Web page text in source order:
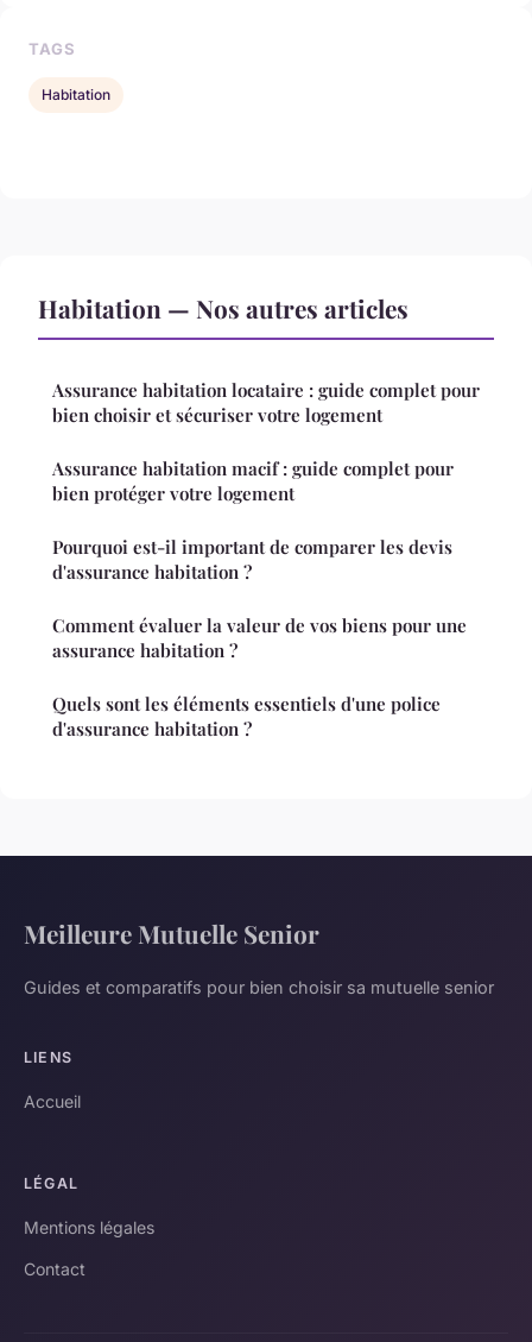
TAGS
Habitation
Habitation — Nos autres articles
Assurance habitation locataire : guide complet pour
bien choisir et sécuriser votre logement
Assurance habitation macif : guide complet pour
bien protéger votre logement
Pourquoi est-il important de comparer les devis
d'assurance habitation ?
Comment évaluer la valeur de vos biens pour une
assurance habitation ?
Quels sont les éléments essentiels d'une police
d'assurance habitation ?
Meilleure Mutuelle Senior
Guides et comparatifs pour bien choisir sa mutuelle senior
LIENS
Accueil
LÉGAL
Mentions légales
Contact